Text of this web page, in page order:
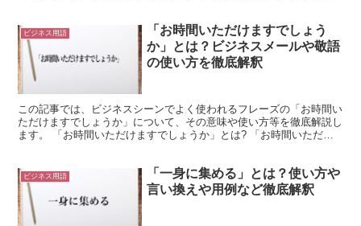
ビジネス用語
「お時間いただけますでしょう
か」とは？ビジネスメールや敬語
の使い方を徹底解釈
この記事では、ビジネスシーンでよく使われるフレーズの「お時間い
ただけますでしょうか」について、その意味や使い方等を徹底解説し
ます。 「お時間いただけますでしょうか」とは? 「お時間いただけ
ビジネス用語
「一身に集める」とは？使い方や
言い換えや用例など徹底解釈